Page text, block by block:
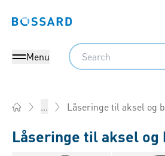
Bossard homepage
Menu
Search
... Låseringe til aksel og
Låseringe til aksel og